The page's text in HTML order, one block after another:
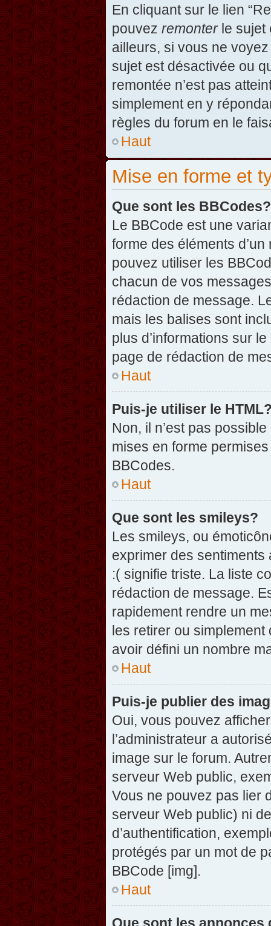
En cliquant sur le lien
pouvez remonterle sujet
ailleurs, si vous ne
sujet est désactivée ou
remontée n’est pas
simplement en y
règles du forum en le
Haut
Mise en forme et
Que sont les BBCodes?
Le BBCode est une
forme des éléments
pouvez utiliser les
chacun de vos
rédaction de message.
mais les balises sont
plus d’informations sur
page de rédaction de
Haut
Puis-je utiliser le
Non, il n’est pas
mises en forme
BBCodes.
Haut
Que sont les smileys?
Les smileys, ou
exprimer des
:( signifie triste. La liste
rédaction de message.
rapidement rendre un
les retirer ou simplement
avoir défini un nombre
Haut
Puis-je publier des
Oui, vous pouvez
l’administrateur a
image sur le forum.
serveur Web public,
Vous ne pouvez pas lier
serveur Web public) ni
d’authentification,
protégés par un mot de
BBCode [img].
Haut
Que sont les annonces